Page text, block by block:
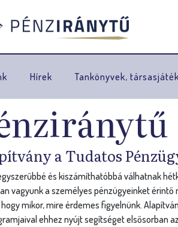
Hírek Tankönyvek,
a Tudatos
és kiszámíthatóbbá válhatnak
vagyunk a személyes pénzügyeinket érintő
mikor, mire érdemes figyelnünk.
ehhez nyújt segítséget elsősorban